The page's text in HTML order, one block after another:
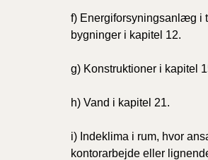
f) Energiforsyningsanlæg i
bygninger i kapitel 12.
g) Konstruktioner i kapitel
h) Vand i kapitel 21.
i) Indeklima i rum, hvor
kontorarbejde eller